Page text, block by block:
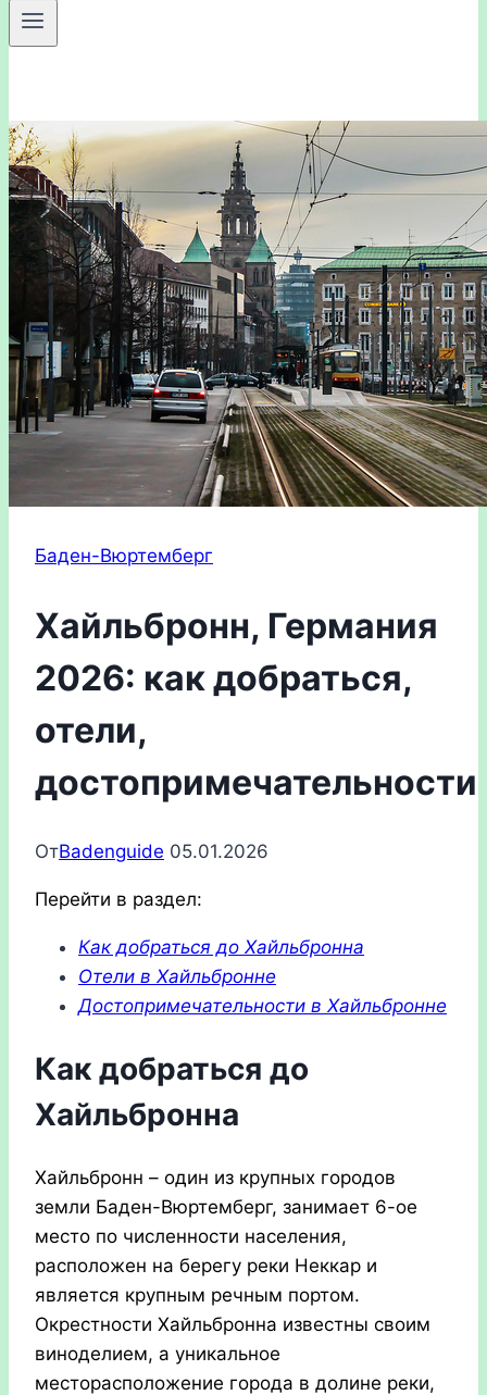
Баден-Вюртемберг
Хайльбронн, Германия
2026: как добраться,
отели,
достопримечательности
ОтBadenguide 05.01.2026
Перейти в раздел:
Как добраться до Хайльбронна
Отели в Хайльбронне
Достопримечательности в Хайльбронне
Как добраться до
Хайльбронна
Хайльбронн – один из крупных городов
земли Баден-Вюртемберг, занимает 6-ое
место по численности населения,
расположен на берегу реки Неккар и
является крупным речным портом.
Окрестности Хайльбронна известны своим
виноделием, а уникальное
месторасположение города в долине реки,